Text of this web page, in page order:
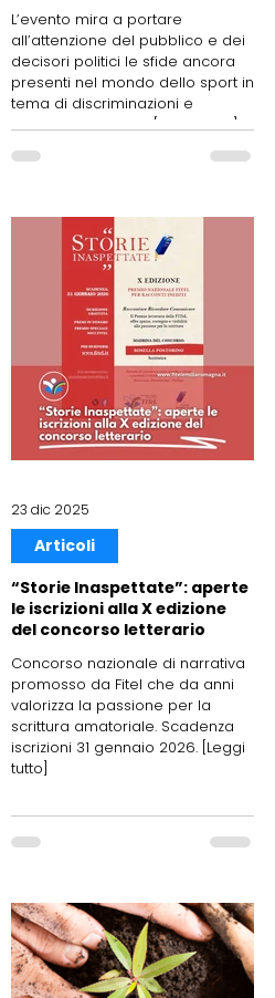
L’evento mira a portare
all’attenzione del pubblico e dei
decisori politici le sfide ancora
presenti nel mondo dello sport in
tema di discriminazioni e
violenza di genere. [Leggi tutto]
“Storie Inaspettate”: aperte
le iscrizioni alla X edizione
del concorso letterario
Concorso nazionale di narrativa
promosso da Fitel che da anni
valorizza la passione per la
scrittura amatoriale. Scadenza
iscrizioni 31 gennaio 2026. [Leggi
tutto]
Articoli
23 dic 2025